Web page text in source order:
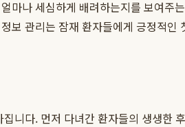
마나 세심하게 배려하는지를 보여
보 관리는 잠재 환자들에게 긍정적
니다. 먼저 다녀간 환자들의 생생